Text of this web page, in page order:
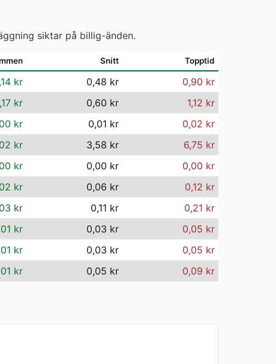
siktar på billig-änden.
Snitt Topptid
kr 0,48 kr
0,90 kr
kr 0,60 kr
1,12 kr
kr 0,01 kr
0,02 kr
kr 3,58 kr
6,75 kr
kr 0,00 kr
0,00 kr
kr 0,06 kr
0,12 kr
kr 0,11 kr
0,21 kr
kr 0,03 kr
0,05 kr
kr 0,03 kr
0,05 kr
kr 0,05 kr 0,09 kr